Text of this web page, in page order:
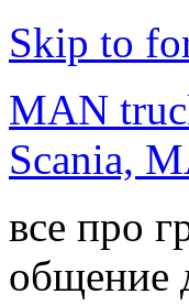
Skip to
MAN
Scania,
все про
общение